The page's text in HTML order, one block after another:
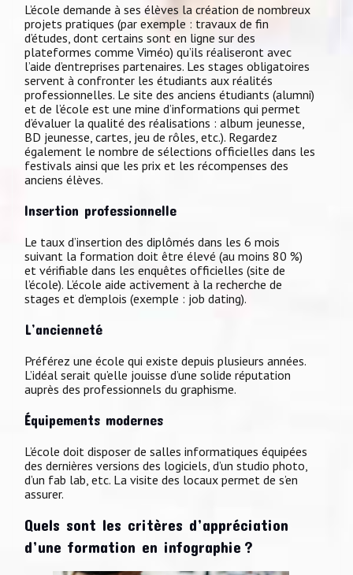
L’école demande à ses élèves la création de nombreux
projets pratiques (par exemple : travaux de fin
d’études, dont certains sont en ligne sur des
plateformes comme Viméo) qu’ils réaliseront avec
l’aide d’entreprises partenaires. Les stages obligatoires
servent à confronter les étudiants aux réalités
professionnelles. Le site des anciens étudiants (alumni)
et de l’école est une mine d’informations qui permet
d’évaluer la qualité des réalisations : album jeunesse,
BD jeunesse, cartes, jeu de rôles, etc.). Regardez
également le nombre de sélections officielles dans les
festivals ainsi que les prix et les récompenses des
anciens élèves.
Insertion professionnelle
Le taux d’insertion des diplômés dans les 6 mois
suivant la formation doit être élevé (au moins 80 %)
et vérifiable dans les enquêtes officielles (site de
l’école). L’école aide activement à la recherche de
stages et d’emplois (exemple : job dating).
L’ancienneté
Préférez une école qui existe depuis plusieurs années.
L’idéal serait qu’elle jouisse d’une solide réputation
auprès des professionnels du graphisme.
Équipements modernes
L’école doit disposer de salles informatiques équipées
des dernières versions des logiciels, d’un studio photo,
d’un fab lab, etc. La visite des locaux permet de s’en
assurer.
Quels sont les critères d’appréciation
d’une formation en infographie ?